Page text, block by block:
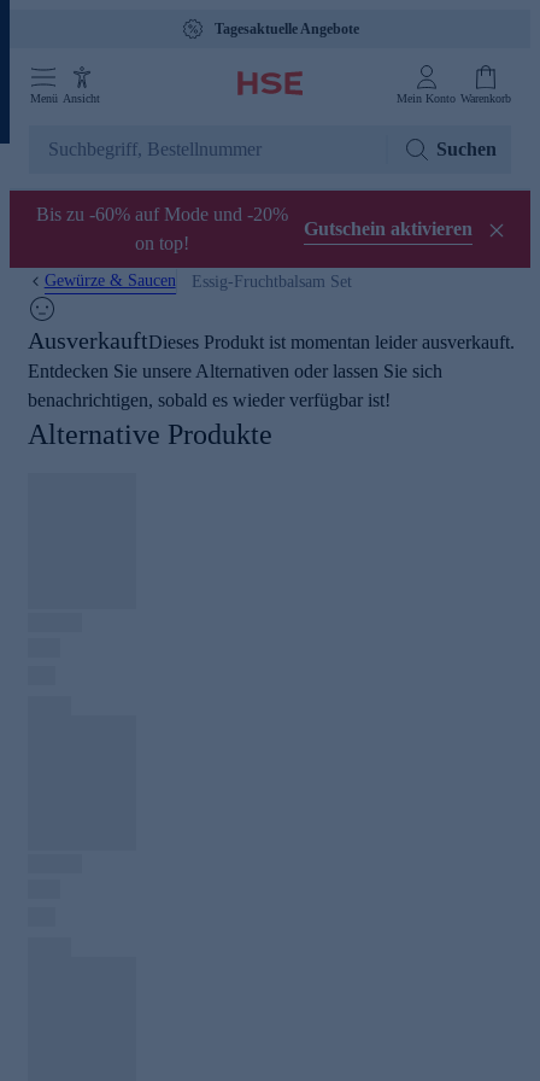
Tagesaktuelle Angebote
Menü Ansicht Mein Konto Warenkorb
Suchen
Bis zu -60% auf Mode und -20%
on top!
Gutschein aktivieren
Gewürze & Saucen Essig-Fruchtbalsam Set
AusverkauftDieses Produkt ist momentan leider ausverkauft.
Entdecken Sie unsere Alternativen oder lassen Sie sich
benachrichtigen, sobald es wieder verfügbar ist!
Alternative Produkte